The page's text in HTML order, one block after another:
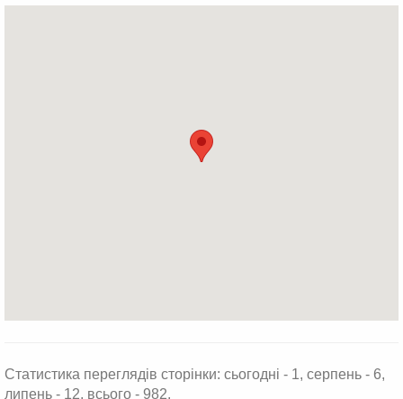
Статистика переглядів сторінки: сьогодні - 1, серпень - 6,
липень - 12, всього - 982.